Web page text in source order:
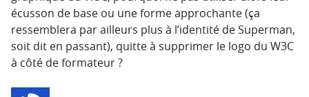
écusson de base ou une forme approchante (ça
ressemblera par ailleurs plus à l’identité de Superman,
soit dit en passant), quitte à supprimer le logo du W3C
à côté de formateur ?